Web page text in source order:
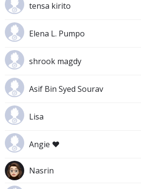
tensa kirito
Elena L. Pumpo
shrook magdy
Asif Bin Syed Sourav
Lisa
Angie ❤
Nasrin